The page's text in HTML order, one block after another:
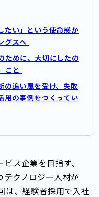
たい」という使命感か
グスへ
ために、大切にしたの
こと
の追い風を受け、失敗
用の事例をつくってい
ス企業を目指す、
テクノロジー人材が
は、経験者採用で入社